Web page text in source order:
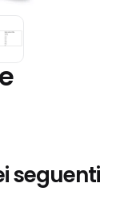
seguenti